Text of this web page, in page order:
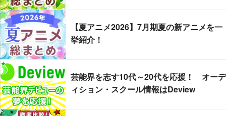
【夏アニメ2026】7月期夏の新アニメを一
挙紹介！
芸能界を志す10代～20代を応援！ オーデ
ィション・スクール情報はDeview